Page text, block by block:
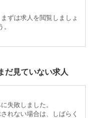
ずは求人を閲覧しましょ
。
だ見ていない求人
失敗しました。
れない場合は、しばらく